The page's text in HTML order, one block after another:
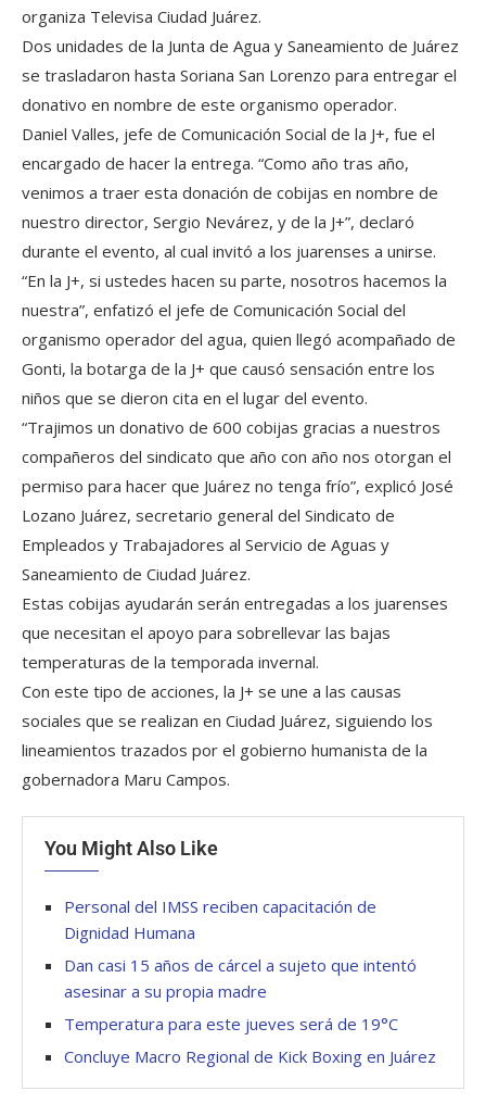
organiza Televisa Ciudad Juárez.
Dos unidades de la Junta de Agua y Saneamiento de Juárez
se trasladaron hasta Soriana San Lorenzo para entregar el
donativo en nombre de este organismo operador.
Daniel Valles, jefe de Comunicación Social de la J+, fue el
encargado de hacer la entrega. “Como año tras año,
venimos a traer esta donación de cobijas en nombre de
nuestro director, Sergio Nevárez, y de la J+”, declaró
durante el evento, al cual invitó a los juarenses a unirse.
“En la J+, si ustedes hacen su parte, nosotros hacemos la
nuestra”, enfatizó el jefe de Comunicación Social del
organismo operador del agua, quien llegó acompañado de
Gonti, la botarga de la J+ que causó sensación entre los
niños que se dieron cita en el lugar del evento.
“Trajimos un donativo de 600 cobijas gracias a nuestros
compañeros del sindicato que año con año nos otorgan el
permiso para hacer que Juárez no tenga frío”, explicó José
Lozano Juárez, secretario general del Sindicato de
Empleados y Trabajadores al Servicio de Aguas y
Saneamiento de Ciudad Juárez.
Estas cobijas ayudarán serán entregadas a los juarenses
que necesitan el apoyo para sobrellevar las bajas
temperaturas de la temporada invernal.
Con este tipo de acciones, la J+ se une a las causas
sociales que se realizan en Ciudad Juárez, siguiendo los
lineamientos trazados por el gobierno humanista de la
gobernadora Maru Campos.
You Might Also Like
Personal del IMSS reciben capacitación de
Dignidad Humana
Dan casi 15 años de cárcel a sujeto que intentó
asesinar a su propia madre
Temperatura para este jueves será de 19°C
Concluye Macro Regional de Kick Boxing en Juárez